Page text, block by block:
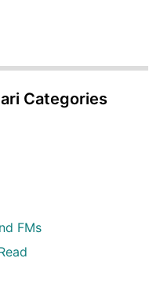
Categories
FMs